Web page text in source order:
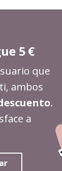
5 €
que
ambos
.
a